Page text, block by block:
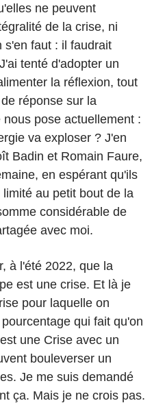
ne peuvent
de la crise, ni
s'en faut : il faudrait
tenté d'adopter un
la réflexion, tout
réponse sur la
pose actuellement :
va exploser ? J'en
Badin et Romain Faure,
en espérant qu'ils
au petit bout de la
considérable de
avec moi.
à l'été 2022, que la
est une crise. Et là je
pour laquelle on
qui fait qu'on
une Crise avec un
bouleverser un
Je me suis demandé
ça. Mais je ne crois pas.